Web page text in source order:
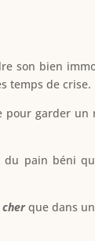
son bien
temps de crise.
pour garder
pain béni
que dans